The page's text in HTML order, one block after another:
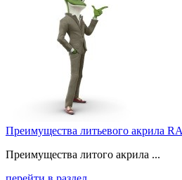
Преимущества литьевого акрила
Преимущества литого акрила ...